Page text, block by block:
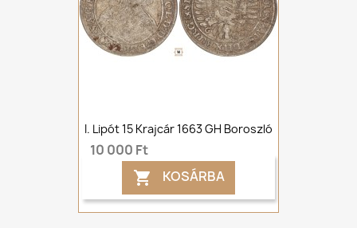
I. Lipót 15 Krajcár 1663 GH Boroszló
10 000 Ft
 KOSÁRBA